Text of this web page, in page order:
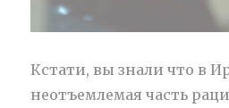
Кстати, вы знали что в
неотъемлемая часть